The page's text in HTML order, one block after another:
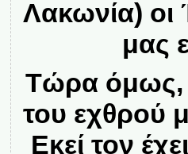
Λακωνία) οι
μας
Τώρα όμως,
του εχθρού
Εκεί τον